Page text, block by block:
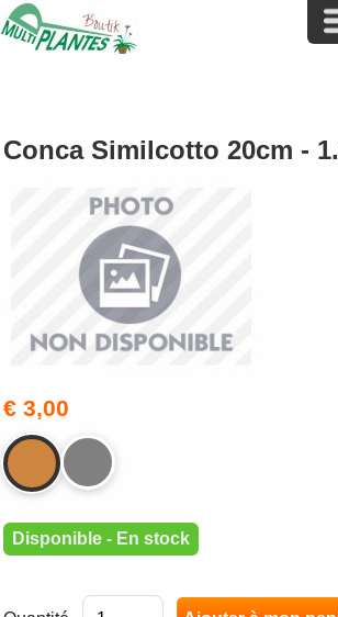
Conca Similcotto 20cm -
€ 3,00
Disponible - En stock